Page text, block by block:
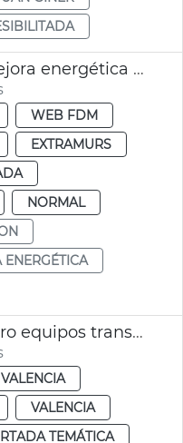
JGL adjudica obras mejora energética centro deportivo la Petxina València
WEB FDM
EXTRAMURS
NORMAL
ENERGÉTICA
Adjudicación suministro equipos transmisión digitalización ciclo del agua
VALENCIA
VALENCIA
TEMÁTICA